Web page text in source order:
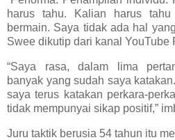
harus tahu. Kalian harus
bermain. Saya tidak ada hal
Swee dikutip dari kanal YouTube
“Saya rasa, dalam lima
banyak yang sudah saya
saya terus katakan perkara-
tidak mempunyai sikap positif,”
Juru taktik berusia 54 tahun itu